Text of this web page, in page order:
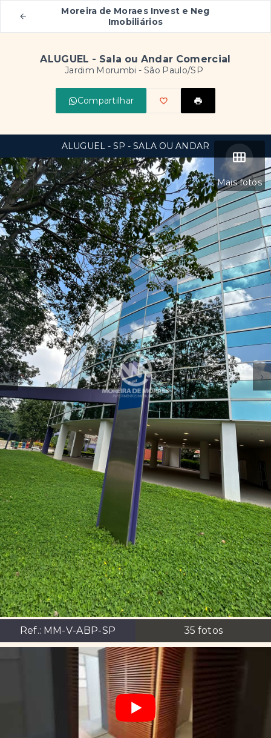
Moreira de Moraes Invest e Neg
Imobiliários
ALUGUEL - Sala ou Andar Comercial
Jardim Morumbi - São Paulo/SP
Compartilhar
Mais fotos
Ref.: MM-V-ABP-SP 35 fotos
ALUGUEL - SP - SALA OU ANDAR